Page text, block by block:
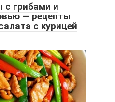
с грибами и
— рецепты
с курицей